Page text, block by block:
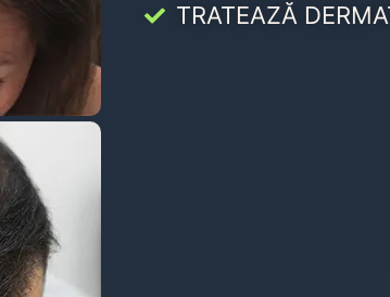
TRATEAZĂ